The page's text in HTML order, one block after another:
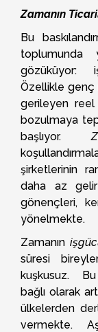
Zamanın
Bu
gözüküyor:
Özellikle genç
gerileyen reel
bozulmaya
başlıyor.
şirketlerinin
daha az
gönençleri,
yönelmekte.
Zamanın
süresi
kuşkusuz.
bağlı olarak
ülkelerden
vermekte.